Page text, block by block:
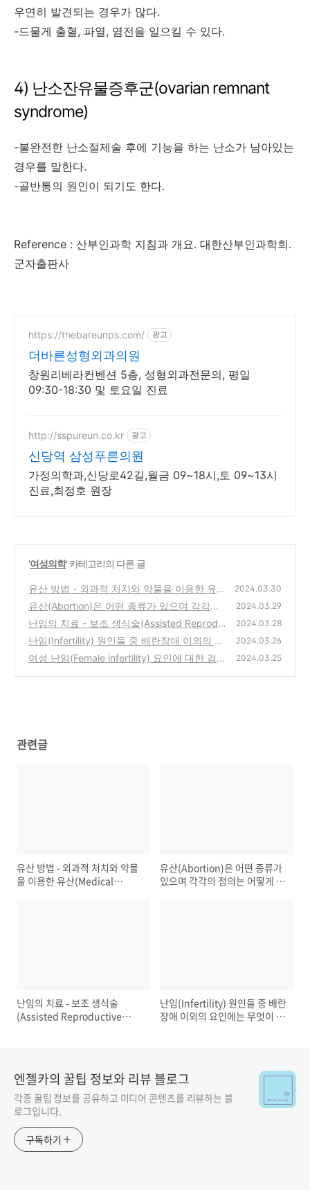
우연히 발견되는 경우가 많다.
-드물게 출혈, 파열, 염전을 일으킬 수 있다.
4) 난소잔유물증후군(ovarian remnant
syndrome)
-불완전한 난소절제술 후에 기능을 하는 난소가 남아있는
경우를 말한다.
-골반통의 원인이 되기도 한다.
Reference : 산부인과학 지침과 개요. 대한산부인과학회.
군자출판사
https://thebareunps.com/ 광고
더바른성형외과의원
창원리베라컨벤션 5층, 성형외과전문의, 평일
09:30-18:30 및 토요일 진료
http://sspureun.co.kr 광고
신당역 삼성푸른의원
가정의학과,신당로42길,월금 09~18시,토 09~13시
진료,최정호 원장
'여성의학' 카테고리의 다른 글
유산 방법 - 외과적 처치와 약물을 이용한 유산
(Medical abortion)
(0)
2024.03.30
유산(Abortion)은 어떤 종류가 있으며 각각의
정의는 어떻게 될까?
(0)
2024.03.29
난임의 치료 - 보조 생식술(Assisted Reprodu
ctive Technology)
(0)
2024.03.28
난임(Infertility) 원인들 중 배란장애 이외의 요
인에는 무엇이 있을까?
(0)
2024.03.26
여성 난임(Female infertility) 요인에 대한 검사
2024.03.25
관련글
유산 방법 - 외과적 처치와 약물
을 이용한 유산(Medical
유산(Abortion)은 어떤 종류가
있으며 각각의 정의는 어떻게 될
난임의 치료 - 보조 생식술
(Assisted Reproductive
난임(Infertility) 원인들 중 배란
장애 이외의 요인에는 무엇이 있
엔젤카의 꿀팁 정보와 리뷰 블로그
각종 꿀팁 정보를 공유하고 미디어 콘텐츠를 리뷰하는 블
로그입니다.
구독하기